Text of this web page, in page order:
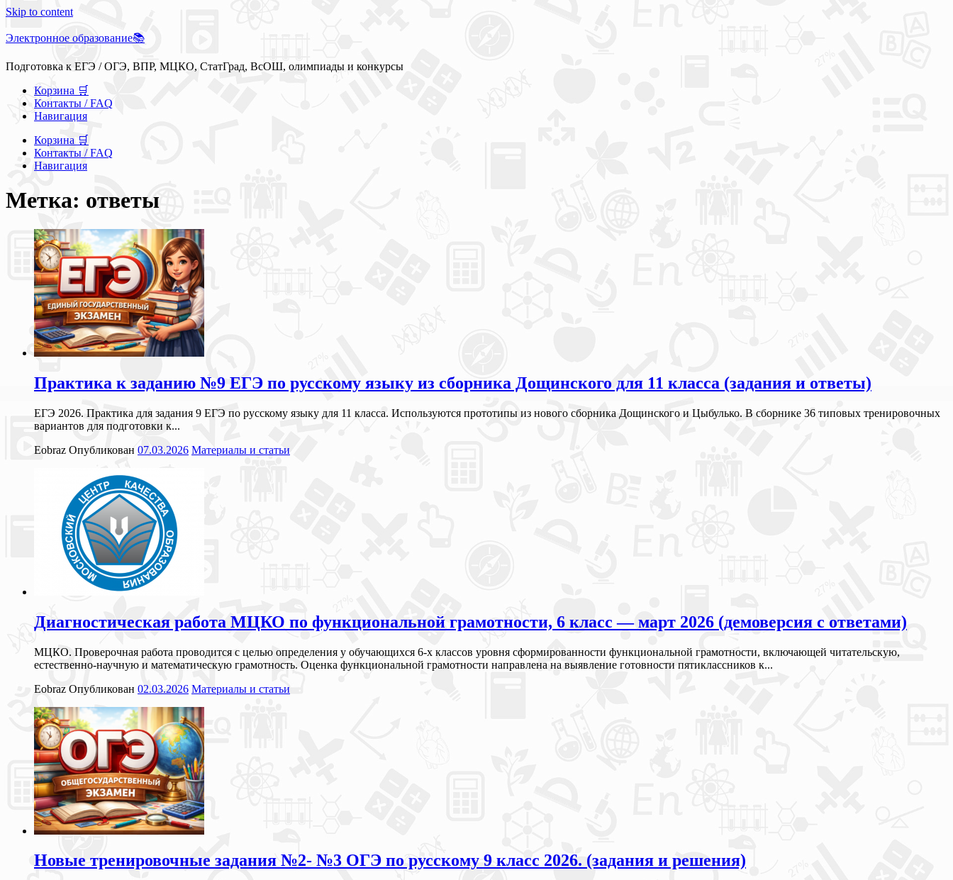
Skip to content
Электронное образование📚
Подготовка к ЕГЭ / ОГЭ, ВПР, МЦКО, СтатГрад, ВсОШ, олимпиады и конкурсы
Корзина 🛒
Контакты / FAQ
Навигация
Корзина 🛒
Контакты / FAQ
Навигация
Метка: ответы
Практика к заданию №9 ЕГЭ по русскому языку из сборника Дощинского для 11 класса (задания и ответы)
ЕГЭ 2026. Практика для задания 9 ЕГЭ по русскому языку для 11 класса. Используются прототипы из нового сборника Дощинского и Цыбулько. В сборнике 36 типовых тренировочных
вариантов для подготовки к...
Eobraz Опубликован 07.03.2026 Материалы и статьи
Диагностическая работа МЦКО по функциональной грамотности, 6 класс — март 2026 (демоверсия с ответами)
МЦКО. Проверочная работа проводится с целью определения у обучающихся 6-х классов уровня сформированности функциональной грамотности, включающей читательскую,
естественно-научную и математическую грамотность. Оценка функциональной грамотности направлена на выявление готовности пятиклассников к...
Eobraz Опубликован 02.03.2026 Материалы и статьи
Новые тренировочные задания №2- №3 ОГЭ по русскому 9 класс 2026. (задания и решения)